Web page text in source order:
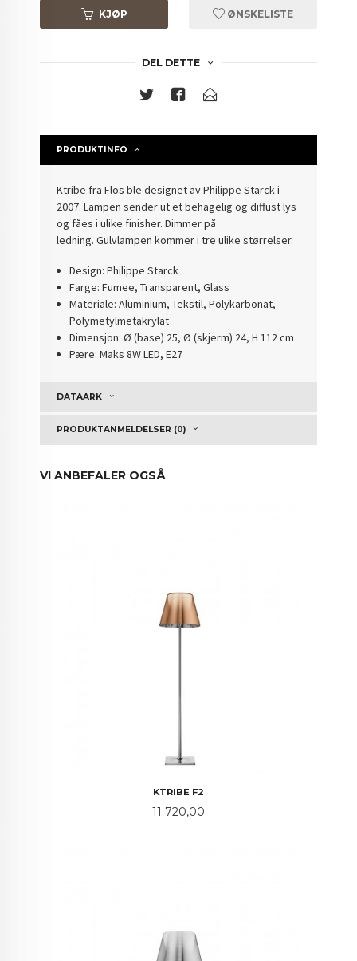
KJØP ØNSKELISTE
DEL DETTE
PRODUKTINFO
Ktribe fra Flos ble designet av Philippe Starck i
2007. Lampen sender ut et behagelig og diffust lys
og fåes i ulike finisher. Dimmer på
ledning. Gulvlampen kommer i tre ulike størrelser.
Design: Philippe Starck
Farge: Fumee, Transparent, Glass
Materiale: Aluminium, Tekstil, Polykarbonat,
Polymetylmetakrylat
Dimensjon: Ø (base) 25, Ø (skjerm) 24, H 112 cm
Pære: Maks 8W LED, E27
DATAARK
PRODUKTANMELDELSER (0)
VI ANBEFALER OGSÅ
KTRIBE F2
Pris
11 720,00